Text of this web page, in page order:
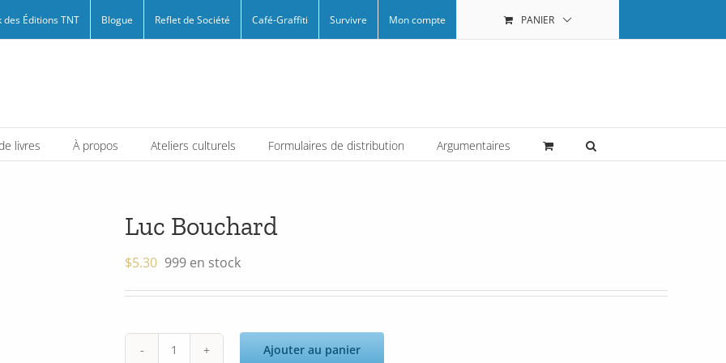
des Éditions TNT Blogue Reflet de Société Café-Graffiti Survivre Mon compte PANIER
livres À propos Ateliers culturels Formulaires de distribution Argumentaires
Luc Bouchard
$5.30 999 en stock
Ajouter au panier